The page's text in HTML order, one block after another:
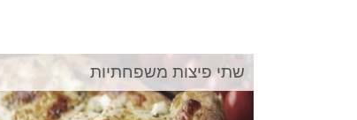
שתי פיצות משפחתיות